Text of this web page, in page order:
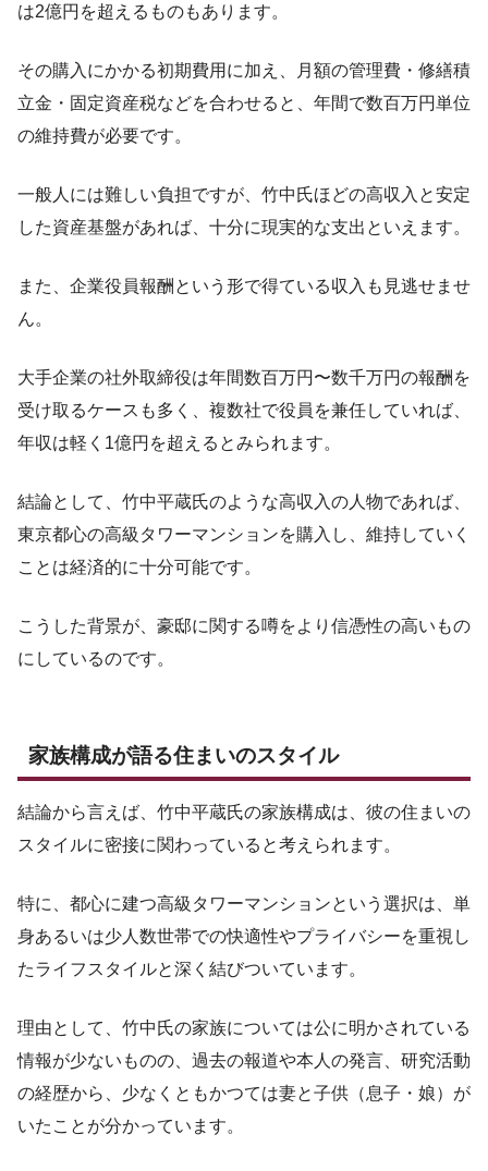
は2億円を超えるものもあります。
その購入にかかる初期費用に加え、月額の管理費・修繕積
立金・固定資産税などを合わせると、年間で数百万円単位
の維持費が必要です。
一般人には難しい負担ですが、竹中氏ほどの高収入と安定
した資産基盤があれば、十分に現実的な支出といえます。
また、企業役員報酬という形で得ている収入も見逃せませ
ん。
大手企業の社外取締役は年間数百万円〜数千万円の報酬を
受け取るケースも多く、複数社で役員を兼任していれば、
年収は軽く1億円を超えるとみられます。
結論として、竹中平蔵氏のような高収入の人物であれば、
東京都心の高級タワーマンションを購入し、維持していく
ことは経済的に十分可能です。
こうした背景が、豪邸に関する噂をより信憑性の高いもの
にしているのです。
家族構成が語る住まいのスタイル
結論から言えば、竹中平蔵氏の家族構成は、彼の住まいの
スタイルに密接に関わっていると考えられます。
特に、都心に建つ高級タワーマンションという選択は、単
身あるいは少人数世帯での快適性やプライバシーを重視し
たライフスタイルと深く結びついています。
理由として、竹中氏の家族については公に明かされている
情報が少ないものの、過去の報道や本人の発言、研究活動
の経歴から、少なくともかつては妻と子供（息子・娘）が
いたことが分かっています。